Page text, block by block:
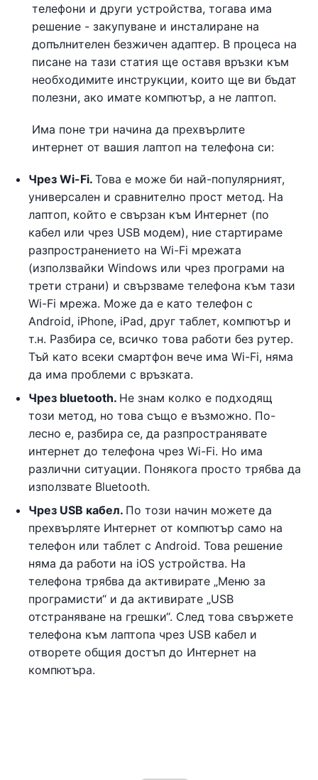
телефони и други устройства, тогава има
решение - закупуване и инсталиране на
допълнителен безжичен адаптер. В процеса на
писане на тази статия ще оставя връзки към
необходимите инструкции, които ще ви бъдат
полезни, ако имате компютър, а не лаптоп.
Има поне три начина да прехвърлите
интернет от вашия лаптоп на телефона си:
Чрез Wi-Fi. Това е може би най-популярният,
универсален и сравнително прост метод. На
лаптоп, който е свързан към Интернет (по
кабел или чрез USB модем), ние стартираме
разпространението на Wi-Fi мрежата
(използвайки Windows или чрез програми на
трети страни) и свързваме телефона към тази
Wi-Fi мрежа. Може да е като телефон с
Android, iPhone, iPad, друг таблет, компютър и
т.н. Разбира се, всичко това работи без рутер.
Тъй като всеки смартфон вече има Wi-Fi, няма
да има проблеми с връзката.
Чрез bluetooth. Не знам колко е подходящ
този метод, но това също е възможно. По-
лесно е, разбира се, да разпространявате
интернет до телефона чрез Wi-Fi. Но има
различни ситуации. Понякога просто трябва да
използвате Bluetooth.
Чрез USB кабел. По този начин можете да
прехвърляте Интернет от компютър само на
телефон или таблет с Android. Това решение
няма да работи на iOS устройства. На
телефона трябва да активирате „Меню за
програмисти“ и да активирате „USB
отстраняване на грешки“. След това свържете
телефона към лаптопа чрез USB кабел и
отворете общия достъп до Интернет на
компютъра.